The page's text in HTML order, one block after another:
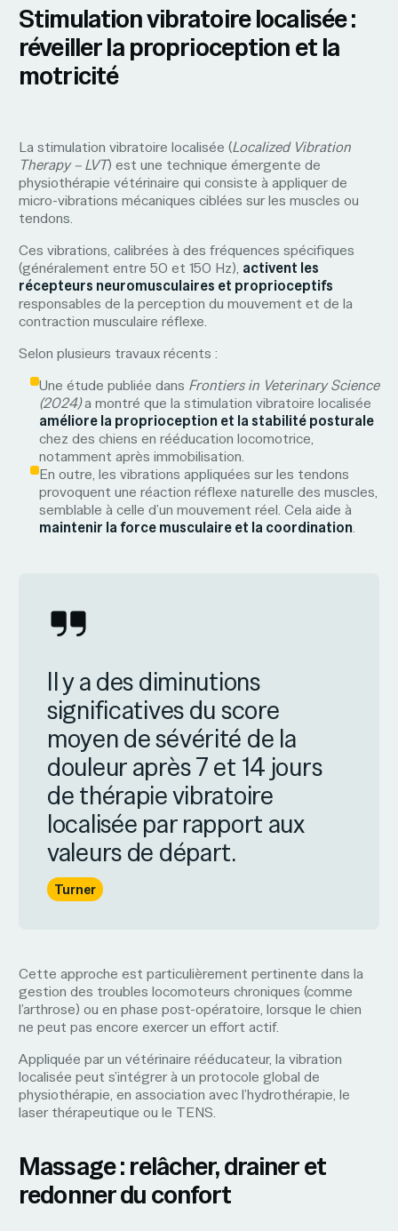
Stimulation vibratoire localisée :
réveiller la proprioception et la
motricité
La stimulation vibratoire localisée (Localized Vibration
Therapy – LVT) est une technique émergente de
physiothérapie vétérinaire qui consiste à appliquer de
micro-vibrations mécaniques ciblées sur les muscles ou
tendons.
Ces vibrations, calibrées à des fréquences spécifiques
(généralement entre 50 et 150 Hz), activent les
récepteurs neuromusculaires et proprioceptifs
responsables de la perception du mouvement et de la
contraction musculaire réflexe.
Selon plusieurs travaux récents :
Une étude publiée dans Frontiers in Veterinary Science
(2024)a montré que la stimulation vibratoire localisée
améliore la proprioception et la stabilité posturale
chez des chiens en rééducation locomotrice,
notamment après immobilisation.
En outre, les vibrations appliquées sur les tendons
provoquent une réaction réflexe naturelle des muscles,
semblable à celle d’un mouvement réel. Cela aide à
maintenir la force musculaire et la coordination.
Il y a des diminutions
significatives du score
moyen de sévérité de la
douleur après 7 et 14 jours
de thérapie vibratoire
localisée par rapport aux
valeurs de départ.
Turner
Cette approche est particulièrement pertinente dans la
gestion des troubles locomoteurs chroniques (comme
l’arthrose) ou en phase post-opératoire, lorsque le chien
ne peut pas encore exercer un effort actif.
Appliquée par un vétérinaire rééducateur, la vibration
localisée peut s’intégrer à un protocole global de
physiothérapie, en association avec l’hydrothérapie, le
laser thérapeutique ou le TENS.
Massage : relâcher, drainer et
redonner du confort